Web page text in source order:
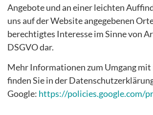
Angebote und an einer leichten
uns auf der Website angegebenen
berechtigtes Interesse im Sinne von
DSGVO dar.
Mehr Informationen zum Umgang
finden Sie in der
Google: https://policies.google.com/